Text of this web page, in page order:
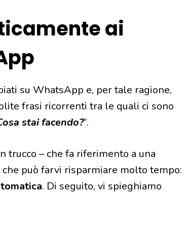
ai
su WhatsApp e, per tale ragione,
frasi ricorrenti tra le quali ci sono
stai facendo?“.
trucco – che fa riferimento a una
può farvi risparmiare molto tempo:
. Di seguito, vi spieghiamo